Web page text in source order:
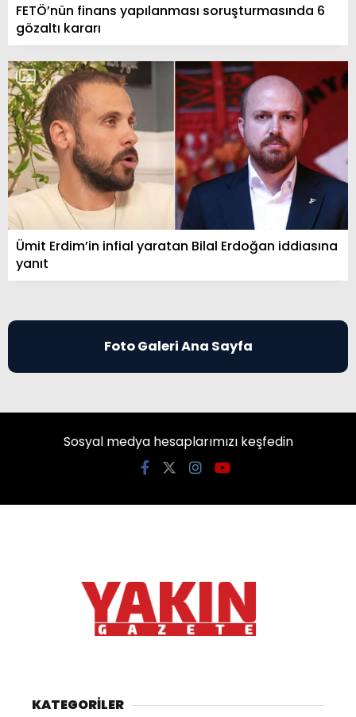
FETÖ’nün finans yapılanması soruşturmasında 6
gözaltı kararı
Ümit Erdim’in infial yaratan Bilal Erdoğan iddiasına
yanıt
Foto Galeri Ana Sayfa
Sosyal medya hesaplarımızı keşfedin
KATEGORİLER